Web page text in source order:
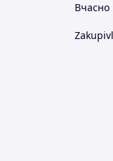
Вчасно